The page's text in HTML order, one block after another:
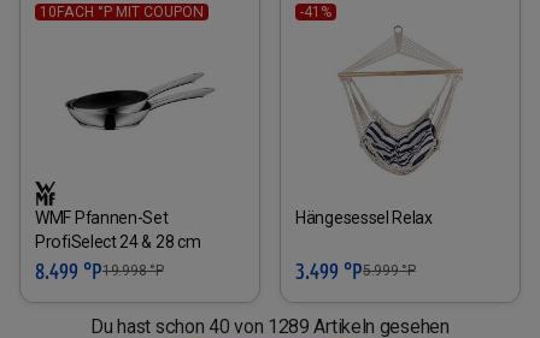
10FACH °P MIT COUPON
WMF Pfannen-Set
ProfiSelect 24 & 28 cm
8.499 °P19.998°P
-41%
Hängesessel Relax
3.499 °P5.999°P
Du hast schon 40 von 1289 Artikeln gesehen